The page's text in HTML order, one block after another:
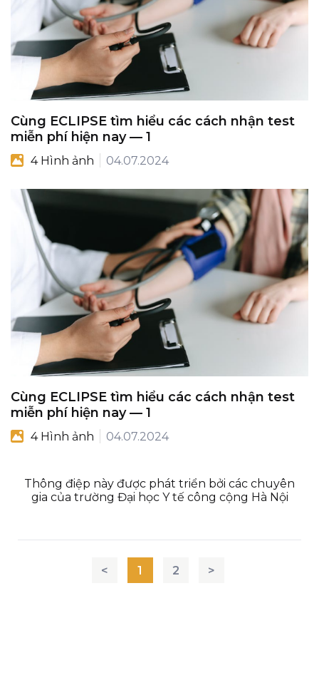
Cùng ECLIPSE tìm hiểu các cách nhận test
miễn phí hiện nay — 1
4 Hình ảnh 04.07.2024
Cùng ECLIPSE tìm hiểu các cách nhận test
miễn phí hiện nay — 1
4 Hình ảnh 04.07.2024
< 1 2 >
Thông điệp này được phát triển bởi các chuyên
gia của trường Đại học Y tế công cộng Hà Nội